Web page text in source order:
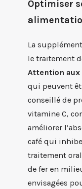
Optimiser
La
le traitement
Attention
qui peuvent
conseillé de
vitamine C,
améliorer
café qui
traitement
de fer en
envisagées